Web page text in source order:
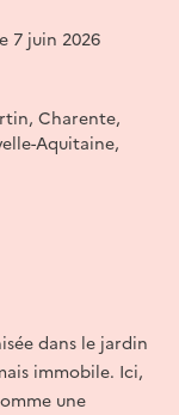
7 juin 2026
Charente,
Aquitaine,
dans le jardin
immobile. Ici,
une